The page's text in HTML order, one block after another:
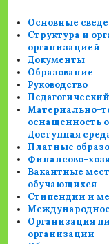
Основные
Структура и
организацией
Документы
Образование
Руководство
Материально-
оснащенность
Доступная
Платные
Финансово-
Вакантные
обучающихся
Стипендии и
Организация
организации